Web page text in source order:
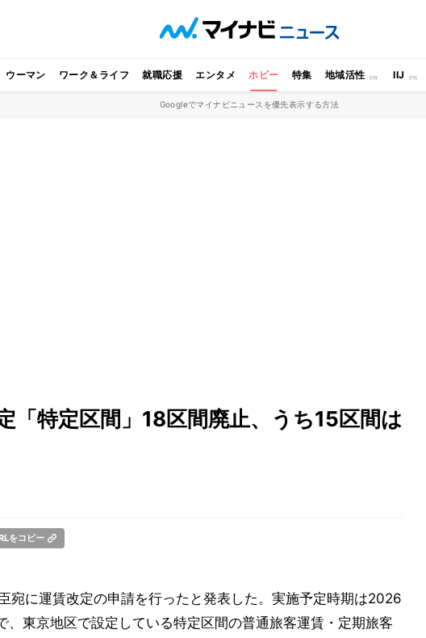
ウーマン ワーク＆ライフ 就職応援 エンタメ ホビー 特集 地域活性 IIJ
Googleでマイナビニュースを優先表示する方法
「特定区間」18区間廃止、うち15区間は
をコピー
宛に運賃改定の申請を行ったと発表した。実施予定時期は2026
、東京地区で設定している特定区間の普通旅客運賃・定期旅客